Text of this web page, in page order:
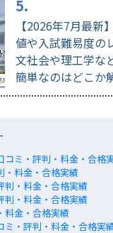
【2026年7月最新
値や入試難易度の
文社会や理工学な
簡単なのはどこか
コミ・評判・料金・合格
・料金・合格実績
判・料金・合格実績
判・料金・合格実績
料金・合格実績
ミ・評判・料金・合格実